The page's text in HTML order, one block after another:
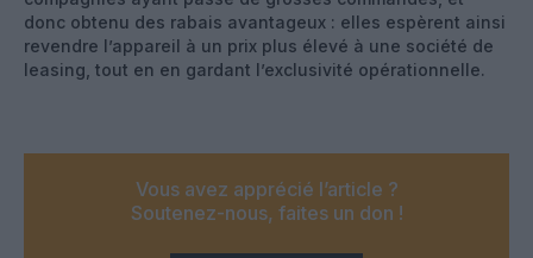
donc obtenu des rabais avantageux : elles espèrent ainsi
revendre l’appareil à un prix plus élevé à une société de
leasing, tout en en gardant l’exclusivité opérationnelle.
Vous avez apprécié l’article ?
Soutenez-nous, faites un don !